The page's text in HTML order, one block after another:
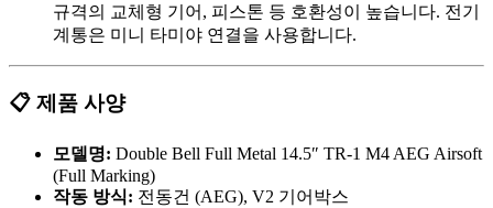
규격의 교체형 기어, 피스톤 등 호환성이 높습니다. 전기
계통은 미니 타미야 연결을 사용합니다.
📋 제품 사양
모델명: Double Bell Full Metal 14.5″ TR-1 M4 AEG Airsoft
(Full Marking)
작동 방식: 전동건 (AEG), V2 기어박스